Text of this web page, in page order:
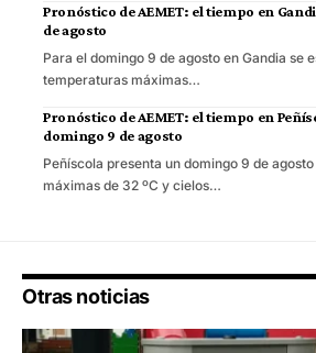
Pronóstico de AEMET: el tiempo en
de agosto
Para el domingo 9 de agosto en Gandia se
temperaturas máximas…
Pronóstico de AEMET: el tiempo en
domingo 9 de agosto
Peñíscola presenta un domingo 9 de
máximas de 32 ºC y cielos…
Otras noticias